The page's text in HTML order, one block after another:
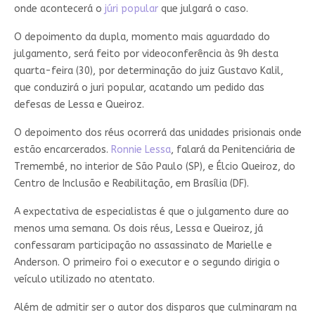
onde acontecerá o júri popularque julgará o caso.
O depoimento da dupla, momento mais aguardado do
julgamento, será feito por videoconferência às 9h desta
quarta-feira (30), por determinação do juiz Gustavo Kalil,
que conduzirá o juri popular, acatando um pedido das
defesas de Lessa e Queiroz.
O depoimento dos réus ocorrerá das unidades prisionais onde
estão encarcerados. Ronnie Lessa, falará da Penitenciária de
Tremembé, no interior de São Paulo (SP), e Élcio Queiroz, do
Centro de Inclusão e Reabilitação, em Brasília (DF).
A expectativa de especialistas é que o julgamento dure ao
menos uma semana. Os dois réus, Lessa e Queiroz, já
confessaram participação no assassinato de Marielle e
Anderson. O primeiro foi o executor e o segundo dirigia o
veículo utilizado no atentato.
Além de admitir ser o autor dos disparos que culminaram na